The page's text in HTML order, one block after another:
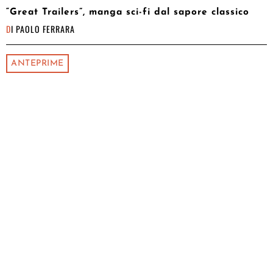
“Great Trailers”, manga sci-fi dal sapore classico
DI PAOLO FERRARA
ANTEPRIME